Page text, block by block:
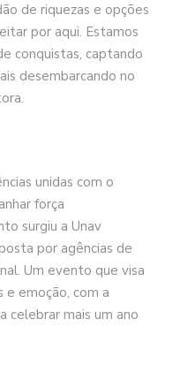
de riquezas e opções
por aqui. Estamos
conquistas, captando
desembarcando no
unidas com o
força
surgiu a Unav
por agências de
Um evento que visa
e emoção, com a
celebrar mais um ano